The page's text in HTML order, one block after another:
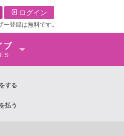
ログイン
登録は無料です。
ブ
する
払う
撤廃条約実現アクション 亀永能布子